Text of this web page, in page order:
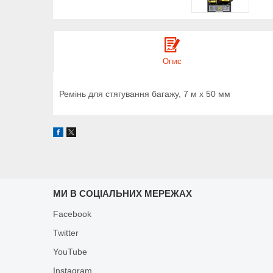
Опис
Ремінь для стягування багажу, 7 м x 50 мм
МИ В СОЦІАЛЬНИХ МЕРЕЖАХ
Facebook
Twitter
YouTube
Instagram